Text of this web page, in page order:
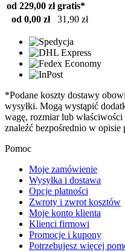
od 229,00 zł gratis*
od 0,00 zł
31,90 zł
*Podane koszty dostawy
wysyłki. Mogą wystąpić
wagę, rozmiar lub
znaleźć bezpośrednio w opisie
Pomoc
Moje zamówienie
Wysyłka i dostawa
Opcje płatności
Zwroty i zwrot kosztów
Moje konto klienta
Klienci firmowi
Promocje i kupony
Potrzebujesz więcej